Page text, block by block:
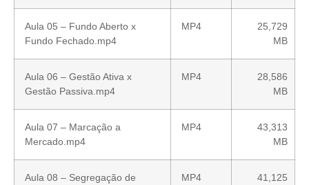
Aula 05 – Fundo Aberto x
Fundo Fechado.mp4
MP4
25,729
MB
Aula 06 – Gestão Ativa x
Gestão Passiva.mp4
MP4
28,586
MB
Aula 07 – Marcação a
Mercado.mp4
MP4
43,313
MB
Aula 08 – Segregação de
MP4
41,125